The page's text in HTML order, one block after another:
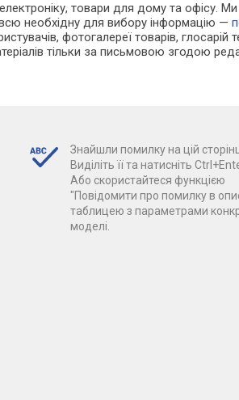
товари для дому та офісу.
необхідну для вибору інформацію —
фотогалереї товарів, глосарій
тільки за письмовою згодою
Знайшли помилку на цій
Виділіть її та натисніть
Або скористайтеся функцією
"Повідомити про помилку в
таблицею з параметрами
моделі.